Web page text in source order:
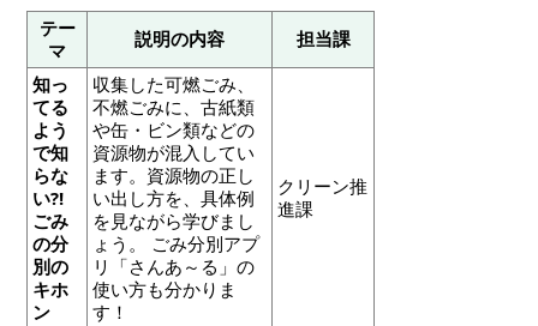
テー
マ
説明の内容
担当課
知っ
てる
よう
で知
らな
い?!
ごみ
の分
別の
キホ
ン
収集した可燃ごみ、
不燃ごみに、古紙類
や缶・ビン類などの
資源物が混入してい
ます。資源物の正し
い出し方を、具体例
を見ながら学びまし
ょう。 ごみ分別アプ
リ「さんあ～る」の
使い方も分かりま
す！
クリーン推
進課